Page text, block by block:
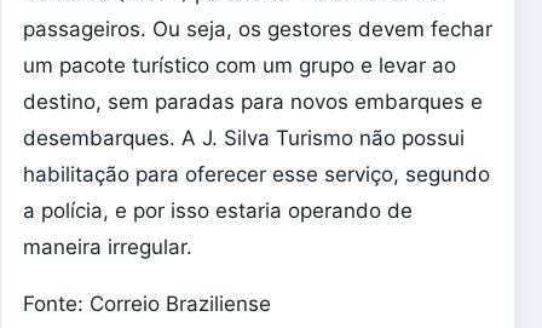
passageiros. Ou seja, os gestores devem fechar
um pacote turístico com um grupo e levar ao
destino, sem paradas para novos embarques e
desembarques. A J. Silva Turismo não possui
habilitação para oferecer esse serviço, segundo
a polícia, e por isso estaria operando de
maneira irregular.
Fonte: Correio Braziliense